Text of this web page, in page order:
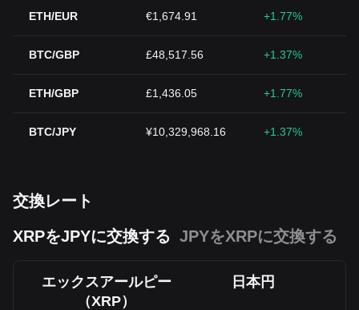
ETH/EUR €1,674.91 +1.77%
BTC/GBP £48,517.56 +1.37%
ETH/GBP £1,436.05 +1.77%
BTC/JPY ¥10,329,968.16 +1.37%
交換レート
XRPをJPYに交換する JPYをXRPに交換する
エックスアールピー
（XRP）
日本円